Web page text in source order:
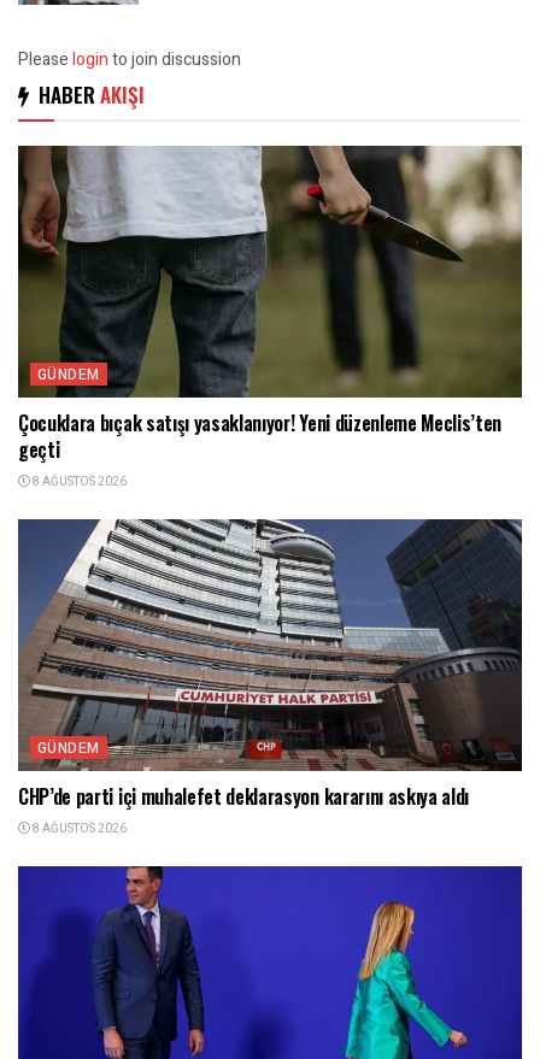
Pleaseloginto join discussion
HABER AKIŞI
GÜNDEM
Çocuklara bıçak satışı yasaklanıyor! Yeni düzenleme Meclis’ten
geçti
8 AĞUSTOS 2026
GÜNDEM
CHP’de parti içi muhalefet deklarasyon kararını askıya aldı
8 AĞUSTOS 2026